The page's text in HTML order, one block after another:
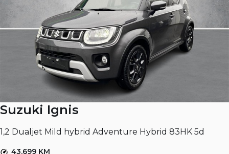
Suzuki Ignis
1,2 Dualjet Mild hybrid Adventure Hybrid 83HK 5d
43.699 KM